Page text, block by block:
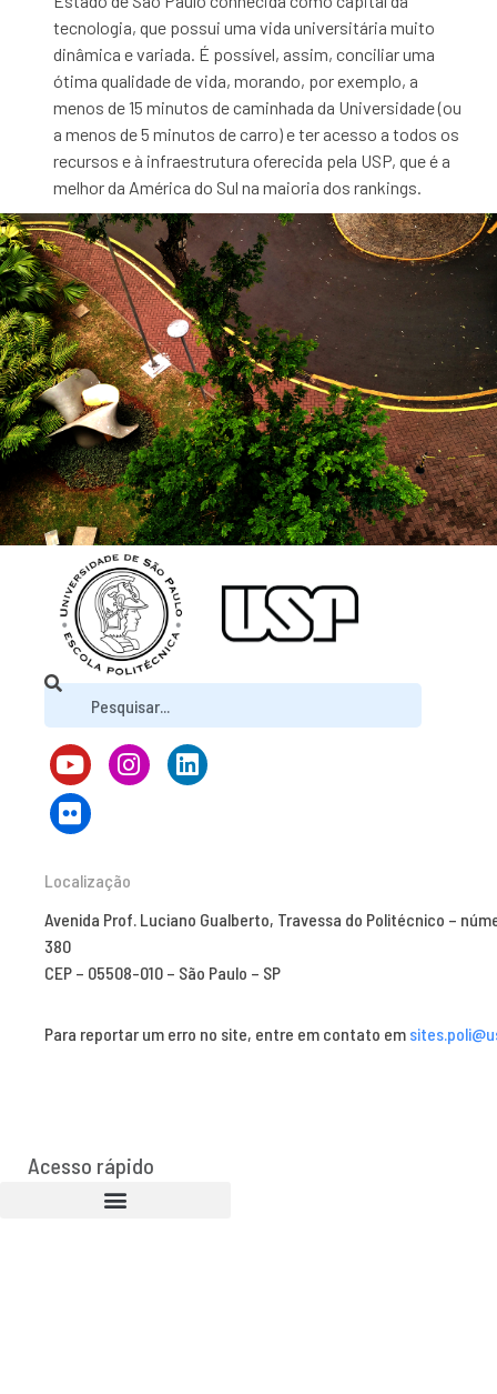
tecnologia, que possui uma vida universitária muito
dinâmica e variada. É possível, assim, conciliar uma
ótima qualidade de vida, morando, por exemplo, a
menos de 15 minutos de caminhada da Universidade (ou
a menos de 5 minutos de carro) e ter acesso a todos os
recursos e à infraestrutura oferecida pela USP, que é a
melhor da América do Sul na maioria dos rankings.
Localização
Avenida Prof. Luciano Gualberto, Travessa do Politécnico –
380
CEP – 05508-010 – São Paulo – SP
Para reportar um erro no site, entre em contato em
Acesso rápido